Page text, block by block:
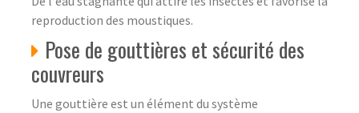
reproduction des moustiques.
Pose de gouttières et sécurité des
couvreurs
Une gouttière est un élément du système